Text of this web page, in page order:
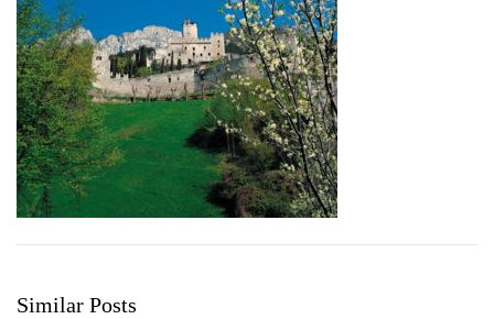
Similar Posts